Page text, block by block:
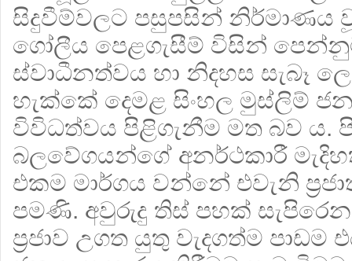
සිදුවීම්වලට පසුපසින් නිර්මාණය
ගෝලීය පෙළගැසීම් විසින්
ස්වාධීනත්වය හා නිදහස සැබෑ
හැක්කේ දෙමළ සිංහල මුස්ලිම්
විවිධත්වය පිළිගැනීම මත බව ය.
බලවේගයන්ගේ අනර්ථකාරී
එකම මාර්ගය වන්නේ එවැනි
පමණි. අවුරුදු තිස් පහක්
ප්‍රජාව උගත යුතු වැදගත්ම පාඩම